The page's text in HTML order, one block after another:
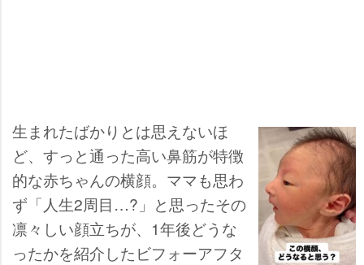
生まれたばかりとは思えないほ
ど、すっと通った高い鼻筋が特徴
的な赤ちゃんの横顔。ママも思わ
ず「人生2周目…?」と思ったその
凛々しい顔立ちが、1年後どうな
ったかを紹介したビフォーアフタ